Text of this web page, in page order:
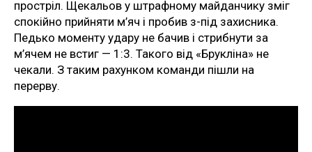
простріл. Щекальов у штрафному майданчику зміг
спокійно прийняти м’яч і пробив з-під захисника.
Педько моменту удару не бачив і стрибнути за
м’ячем не встиг — 1:3. Такого від «Брукліна» не
чекали. З таким рахунком команди пішли на
перерву.